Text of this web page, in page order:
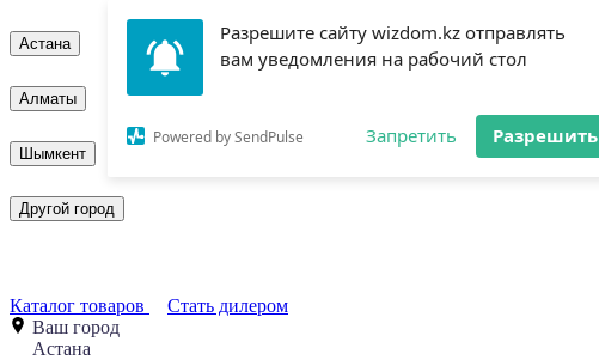
Разрешите сайту wizdom.kz отправлять
вам уведомления на рабочий стол
Powered by SendPulse Запретить Разрешить
Астана
Алматы
Шымкент
Другой город
Каталог товаров
Стать дилером
Ваш город
Астана